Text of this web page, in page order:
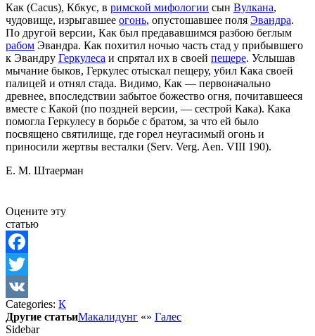
Как (Cacus), Кбкус, в римской мифологии сын Вулкана,
чудовище, изрыгавшее огонь, опустошавшее поля Эвандра.
По другой версии, Как был предававшимся разбою беглым
рабом Эвандра. Как похитил ночью часть стад у прибывшего
к Эвандру Геркулеса и спрятал их в своей пещере. Услышав
мычание быков, Геркулес отыскал пещеру, убил Кака своей
палицей и отнял стада. Видимо, Как — первоначально
древнее, впоследствии забытое божество огня, почитавшееся
вместе с Какой (по поздней версии, — сестрой Кака). Кака
помогла Геркулесу в борьбе с братом, за что ей было
посвящено святилище, где горел неугасимый огонь и
приносили жертвы весталки (Serv. Verg. Aen. VIII 190).
Е. М. Штаерман
Оцените эту
статью
Facebook
Twitter
VK
Categories: К
Другие статьиМакалидунг «» Галес
Sidebar